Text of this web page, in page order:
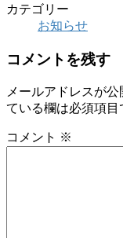
カテゴリー
お知らせ
コメントを残す
メールアドレスが公
ている欄は必須項目
コメント ※